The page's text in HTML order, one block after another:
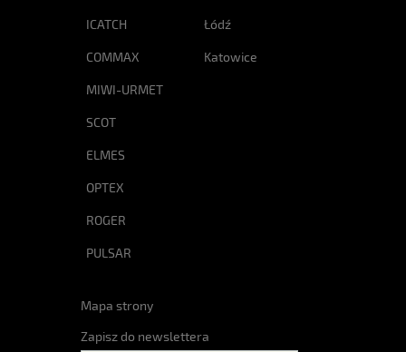
ICATCH
COMMAX
MIWI-URMET
SCOT
ELMES
OPTEX
ROGER
PULSAR
Łódź
Katowice
Mapa strony
Zapisz do newslettera